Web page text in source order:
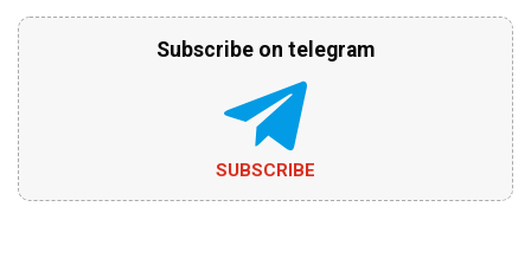
Subscribe on telegram
SUBSCRIBE